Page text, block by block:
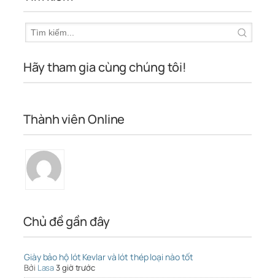
Hãy tham gia cùng chúng tôi!
Thành viên Online
Chủ đề gần đây
Giày bảo hộ lót Kevlar và lót thép loại nào tốt
Bởi Lasa3 giờ trước